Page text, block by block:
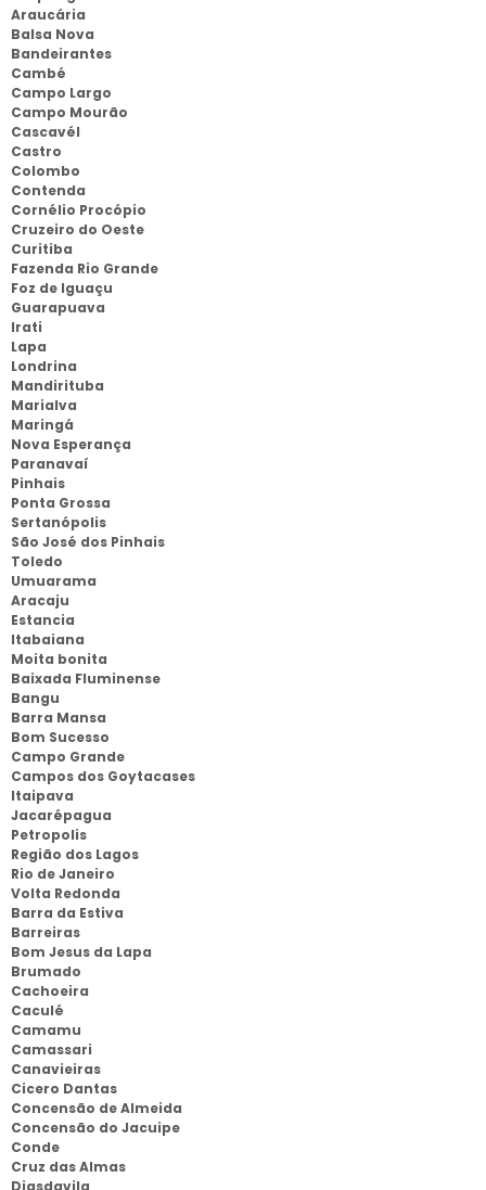
Araucária
Balsa Nova
Bandeirantes
Cambé
Campo Largo
Campo Mourão
Cascavél
Castro
Colombo
Contenda
Cornélio Procópio
Cruzeiro do Oeste
Curitiba
Fazenda Rio Grande
Foz de Iguaçu
Guarapuava
Irati
Lapa
Londrina
Mandirituba
Marialva
Maringá
Nova Esperança
Paranavaí
Pinhais
Ponta Grossa
Sertanópolis
São José dos Pinhais
Toledo
Umuarama
Aracaju
Estancia
Itabaiana
Moita bonita
Baixada Fluminense
Bangu
Barra Mansa
Bom Sucesso
Campo Grande
Campos dos Goytacases
Itaipava
Jacarépagua
Petropolis
Região dos Lagos
Rio de Janeiro
Volta Redonda
Barra da Estiva
Barreiras
Bom Jesus da Lapa
Brumado
Cachoeira
Caculé
Camamu
Camassari
Canavieiras
Cicero Dantas
Concensão de Almeida
Concensão do Jacuipe
Conde
Cruz das Almas
Diasdavila